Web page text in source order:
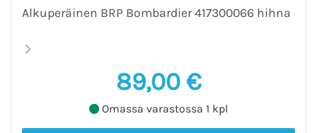
Alkuperäinen BRP Bombardier 417300066 hihna
89,00 €
Omassa varastossa 1 kpl